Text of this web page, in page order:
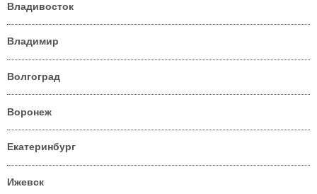
Владивосток
Владимир
Волгоград
Воронеж
Екатеринбург
Ижевск